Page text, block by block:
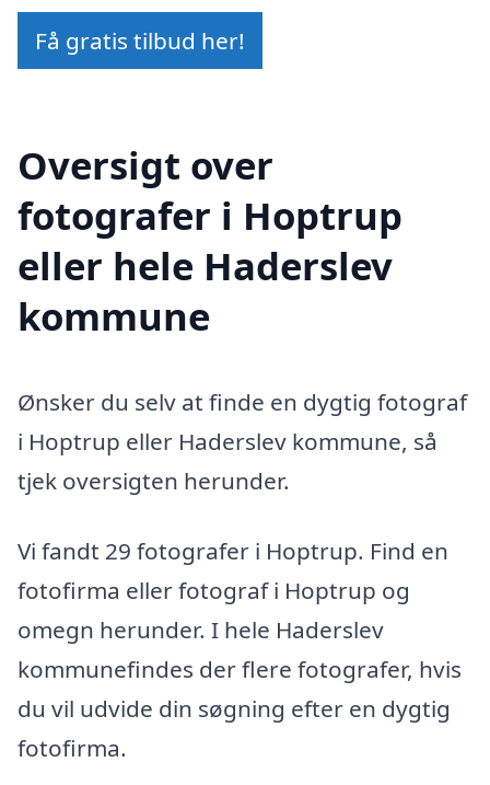
Få gratis tilbud her!
Oversigt over
fotografer i Hoptrup
eller hele Haderslev
kommune
Ønsker du selv at finde en dygtig fotograf
i Hoptrup eller Haderslev kommune, så
tjek oversigten herunder.
Vi fandt 29 fotografer i Hoptrup. Find en
fotofirma eller fotograf i Hoptrup og
omegn herunder. I hele Haderslev
kommunefindes der flere fotografer, hvis
du vil udvide din søgning efter en dygtig
fotofirma.